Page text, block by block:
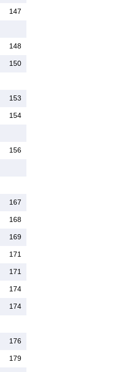
147
148
150
153
154
156
167
168
169
171
171
174
174
176
179